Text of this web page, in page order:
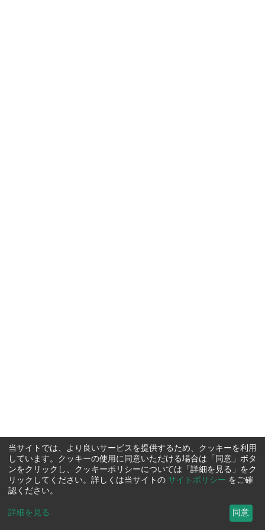
当サイトでは、より良いサービスを提供するため、クッキーを利用
しています。クッキーの使用に同意いただける場合は「同意」ボタ
ンをクリックし、クッキーポリシーについては「詳細を見る」をク
リックしてください。詳しくは当サイトの サイトポリシー をご確
認ください。
詳細を見る ... 同意